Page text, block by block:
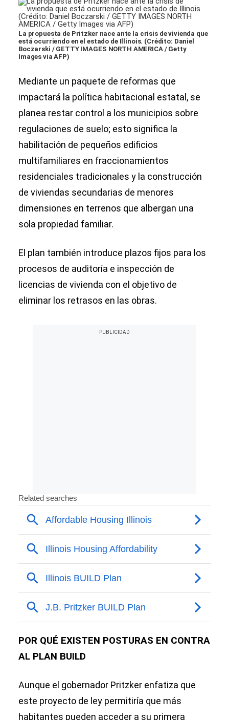
La propuesta de Pritzker nace ante la crisis de vivienda que
está ocurriendo en el estado de Illinois. (Crédito: Daniel
Boczarski / GETTY IMAGES NORTH AMERICA / Getty
Images via AFP)
Mediante un paquete de reformas que
impactará la política habitacional estatal, se
planea restar control a los municipios sobre
regulaciones de suelo; esto significa la
habilitación de pequeños edificios
multifamiliares en fraccionamientos
residenciales tradicionales y la construcción
de viviendas secundarias de menores
dimensiones en terrenos que albergan una
sola propiedad familiar.
El plan también introduce plazos fijos para los
procesos de auditoría e inspección de
licencias de vivienda con el objetivo de
eliminar los retrasos en las obras.
POR QUÉ EXISTEN POSTURAS EN CONTRA
AL PLAN BUILD
Aunque el gobernador Pritzker enfatiza que
este proyecto de ley permitiría que más
habitantes pueden acceder a su primera